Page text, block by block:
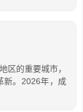
区的重要城市，
新。2026年，成